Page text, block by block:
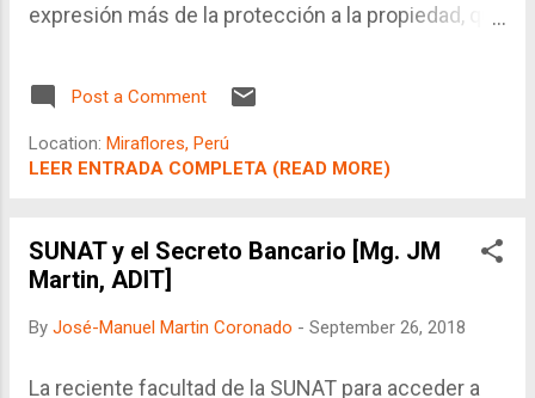
expresión más de la protección a la propiedad, que
embargo, este sistema se vislumbra un poco
económicos acontecidos como consecuencia de
una copia sin autorización.
Post a Comment
Location: Miraflores, Perú
LEER ENTRADA COMPLETA (READ MORE)
SUNAT y el Secreto Bancario [Mg. JM
Martin, ADIT]
By José-Manuel Martin Coronado - September 26, 2018
La reciente facultad de la SUNAT para acceder a